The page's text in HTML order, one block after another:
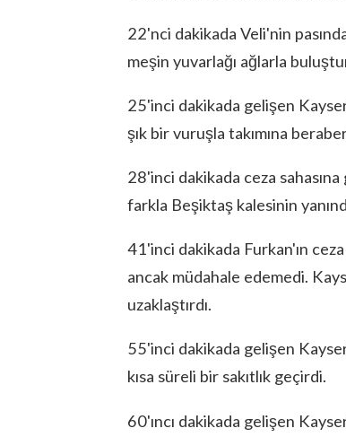
22'nci dakikada Veli'nin
meşin yuvarlağı ağlarla
25'inci dakikada gelişen
şık bir vuruşla takımına
28'inci dakikada ceza
farkla Beşiktaş kalesinin
41'inci dakikada Furkan'ın
ancak müdahale edemedi.
uzaklaştırdı.
55'inci dakikada gelişen
kısa süreli bir sakıtlık geçirdi.
60'ıncı dakikada gelişen